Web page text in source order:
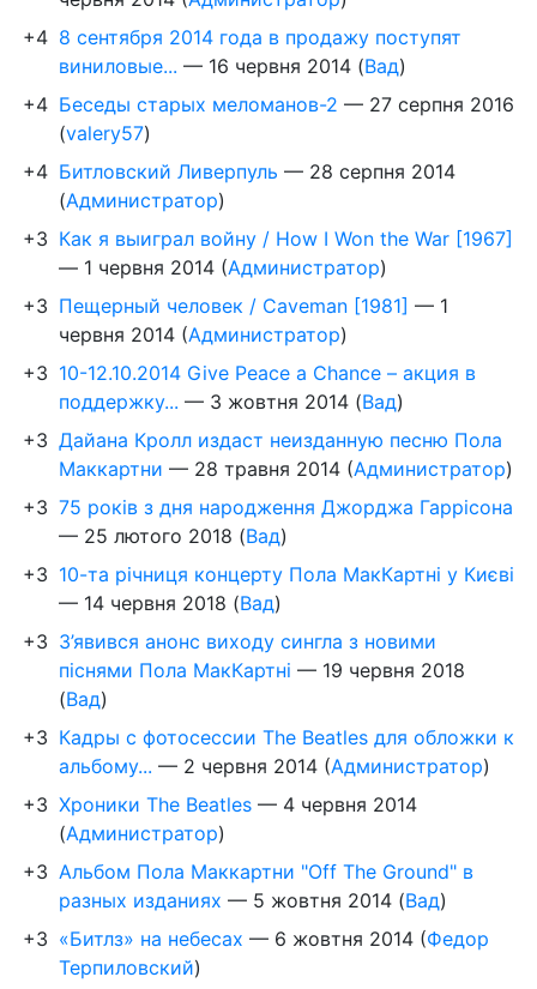
+4 8 сентября 2014 года в продажу поступят
виниловые... — 16 червня 2014 (Вад)
+4 Беседы старых меломанов-2 — 27 серпня 2016
(valery57)
+4 Битловский Ливерпуль — 28 серпня 2014
(Администратор)
+3 Как я выиграл войну / How I Won the War [1967]
— 1 червня 2014 (Администратор)
+3 Пещерный человек / Caveman [1981] — 1
червня 2014 (Администратор)
+3 10-12.10.2014 Give Peace a Chance – акция в
поддержку... — 3 жовтня 2014 (Вад)
+3 Дайана Кролл издаст неизданную песню Пола
Маккартни — 28 травня 2014 (Администратор)
+3 75 років з дня народження Джорджа Гаррісона
— 25 лютого 2018 (Вад)
+3 10-та річниця концерту Пола МакКартні у Києві
— 14 червня 2018 (Вад)
+3 З’явився анонс виходу сингла з новими
піснями Пола МакКартні — 19 червня 2018
(Вад)
+3 Кадры с фотосессии The Beatles для обложки к
альбому... — 2 червня 2014 (Администратор)
+3 Хроники The Beatles — 4 червня 2014
(Администратор)
+3 Альбом Пола Маккартни "Off The Ground" в
разных изданиях — 5 жовтня 2014 (Вад)
+3 «Битлз» на небесах — 6 жовтня 2014 (Федор
Терпиловский)